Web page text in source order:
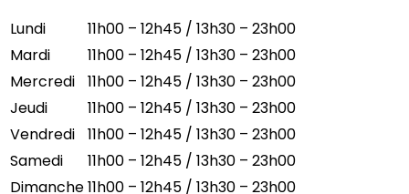
Lundi
11h00 – 12h45 / 13h30 – 23h00
Mardi
11h00 – 12h45 / 13h30 – 23h00
Mercredi
11h00 – 12h45 / 13h30 – 23h00
Jeudi
11h00 – 12h45 / 13h30 – 23h00
Vendredi
11h00 – 12h45 / 13h30 – 23h00
Samedi
11h00 – 12h45 / 13h30 – 23h00
Dimanche11h00 – 12h45 / 13h30 – 23h00